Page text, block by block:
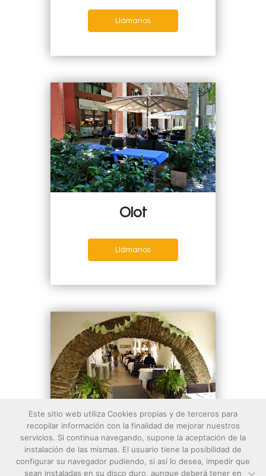
Llámanos
Olot
Llámanos
Roses
Este sitio web utiliza Cookies propias y de terceros para
recopilar información con la finalidad de mejorar nuestros
servicios. Si continua navegando, supone la aceptación de la
instalación de las mismas. El usuario tiene la posibilidad de
configurar su navegador pudiendo, si así lo desea, impedir que
sean instaladas en su disco duro, aunque deberá tener en